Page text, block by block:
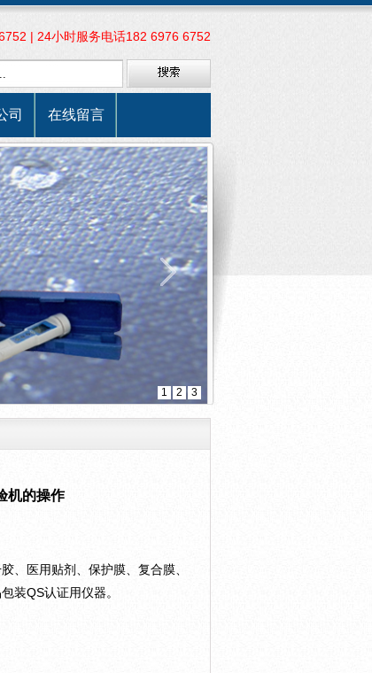
| 24小时服务电话182 6976 6752
司 在线留言
1 2 3
机的操作
、医用贴剂、保护膜、复合膜、
装QS认证用仪器。